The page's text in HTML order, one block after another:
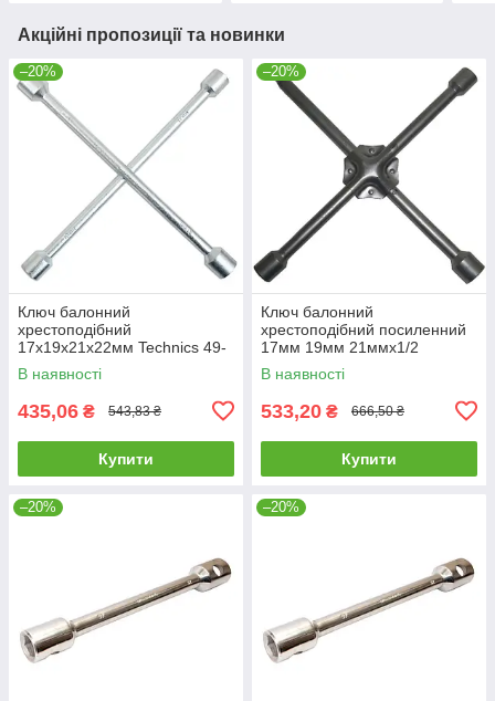
Акційні пропозиції та новинки
–20%
Ключ балонний
хрестоподібний
17х19х21х22мм Technics 49-
380 |Ключ балонный
крестообразный
В наявності
435,06 ₴ 543,83 ₴
Купити
–20%
Ключ балонний
хрестоподібний посиленний
17мм 19мм 21ммx1/2
Technics 49-381 |Ключ
балонный крестообразный
В наявності
533,20 ₴ 666,50 ₴
Купити
–20% –20%